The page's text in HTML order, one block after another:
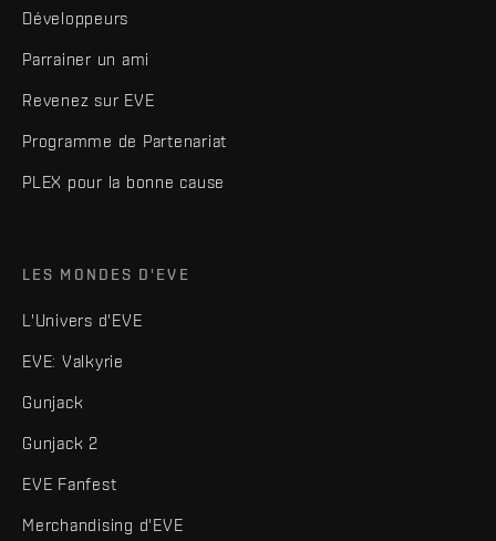
Développeurs
Parrainer un ami
Revenez sur EVE
Programme de Partenariat
PLEX pour la bonne cause
LES MONDES D'EVE
L'Univers d'EVE
EVE: Valkyrie
Gunjack
Gunjack 2
EVE Fanfest
Merchandising d'EVE